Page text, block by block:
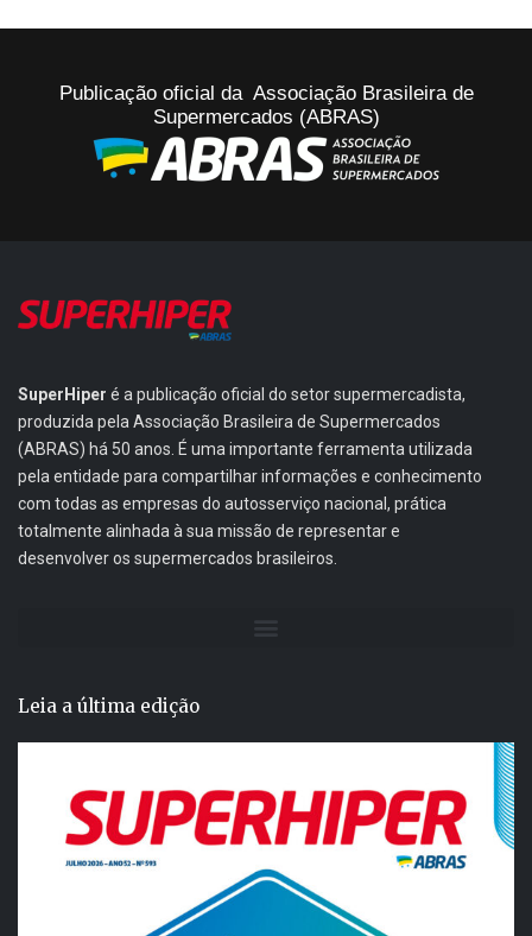
Publicação oficial da Associação Brasileira de
Supermercados (ABRAS)
SuperHiper é a publicação oficial do setor supermercadista,
produzida pela Associação Brasileira de Supermercados
(ABRAS) há 50 anos. É uma importante ferramenta utilizada
pela entidade para compartilhar informações e conhecimento
com todas as empresas do autosserviço nacional, prática
totalmente alinhada à sua missão de representar e
desenvolver os supermercados brasileiros.
Leia a última edição